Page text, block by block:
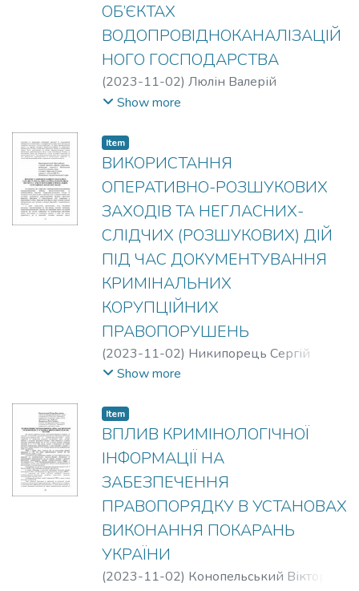
ОБ’ЄКТАХ
ВОДОПРОВІДНОКАНАЛІЗАЦІЙ
НОГО ГОСПОДАРСТВА
(2023-11-02) Люлін Валерій
Олександрович
Show more
Item
ВИКОРИСТАННЯ
ОПЕРАТИВНО-РОЗШУКОВИХ
ЗАХОДІВ ТА НЕГЛАСНИХ-
СЛІДЧИХ (РОЗШУКОВИХ) ДІЙ
ПІД ЧАС ДОКУМЕНТУВАННЯ
КРИМІНАЛЬНИХ
КОРУПЦІЙНИХ
ПРАВОПОРУШЕНЬ
(2023-11-02) Никипорець Сергій
Миколайович
Show more
Item
ВПЛИВ КРИМІНОЛОГІЧНОЇ
ІНФОРМАЦІЇ НА
ЗАБЕЗПЕЧЕННЯ
ПРАВОПОРЯДКУ В УСТАНОВАХ
ВИКОНАННЯ ПОКАРАНЬ
УКРАЇНИ
(2023-11-02) Конопельський Віктор